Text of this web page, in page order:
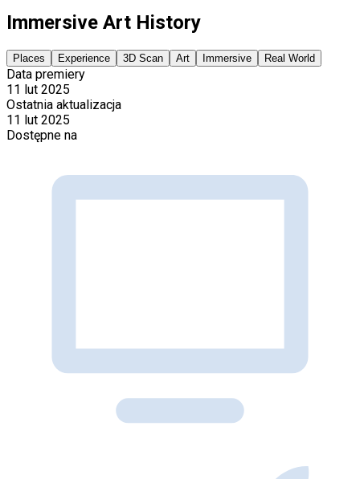
Immersive Art History
Places Experience 3D Scan Art Immersive Real World
Data premiery
11 lut 2025
Ostatnia aktualizacja
11 lut 2025
Dostępne na